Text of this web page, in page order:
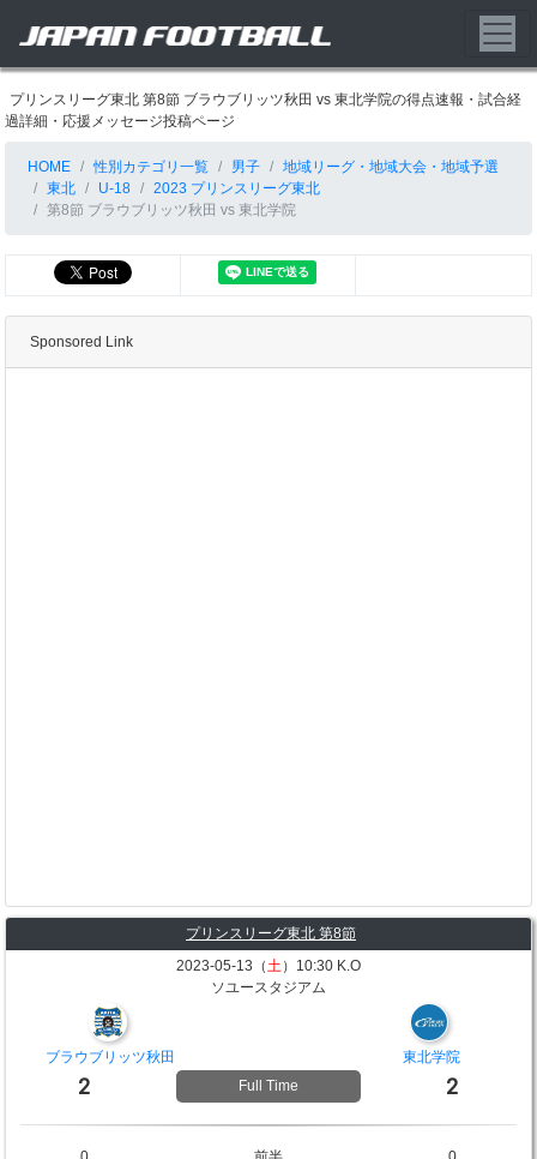
プリンスリーグ東北 第8節 ブラウブリッツ秋田 vs 東北学院の得点速報・試合経
過詳細・応援メッセージ投稿ページ
HOME 性別カテゴリ一覧 男子
地域リーグ・地域大会・地域予選
東北
U-18
2023 プリンスリーグ東北
第8節 ブラウブリッツ秋田 vs 東北学院
Sponsored Link
プリンスリーグ東北 第8節
2023-05-13（土）10:30 K.O
ソユースタジアム
ブラウブリッツ秋田 東北学院
2 Full Time 2